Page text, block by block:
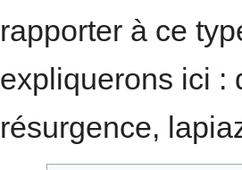
rapporter à ce
expliquerons ici :
résurgence,